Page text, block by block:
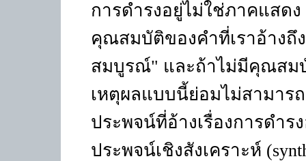
การดำรงอยู่ไม่ใช่ภาคแสด
คุณสมบัติของคำที่เราอ้าง
สมบูรณ์" และถ้าไม่มีคุณสม
เหตุผลแบบนี้ย่อมไม่สามาร
ประพจน์ที่อ้างเรื่องการดำ
ประพจน์เชิงสังเคราะห์